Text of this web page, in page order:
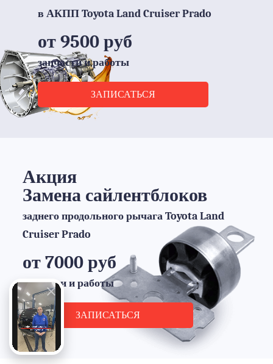
в АКПП Toyota Land Cruiser Prado
от 9500 руб
запчасти и работы
ЗАПИСАТЬСЯ
Акция
Замена сайлентблоков
заднего продольного рычага Toyota Land
Cruiser Prado
от 7000 руб
запчасти и работы
ЗАПИСАТЬСЯ